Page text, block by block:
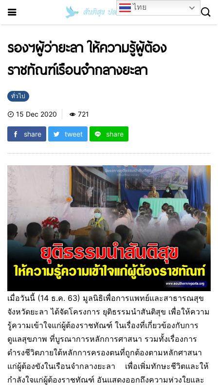
รองฯผู้ว่ายะลา ให้ความรู้ผู้ต้อง
ราชทัณฑ์เรือนจำกลางยะลา
ทั่วไป
15 Dec 2020 721
share tweet share
เมื่อวันนี้ (14 ธ.ค. 63) มูลนิธิเพื่อการแพทย์และสาธารณสุข
จังหวัดยะลา ได้จัดโครงการ ยุติธรรมนำสันติสุข เพื่อให้ความ
รู้ความเข้าใจแก่ผู้ต้องราชทัณฑ์ ในเรื่องที่เกี่ยวข้องกับการ
ดูแลสุขภาพ ที่บูรณาการหลักการศาสนา รวมทั้งเรื่องการ
ดำรงชีวิตภายใต้หลักการครองตนที่ถูกต้องตามหลักศาสนา
แก่ผู้ต้องขังในเรือนจำกลางยะลา เพื่อเพิ่มทักษะชีวิตและให้
กำลังใจแก่ผู้ต้องราชทัณฑ์ อันแสดงออกถึงความห่วงใยและ
ไทย